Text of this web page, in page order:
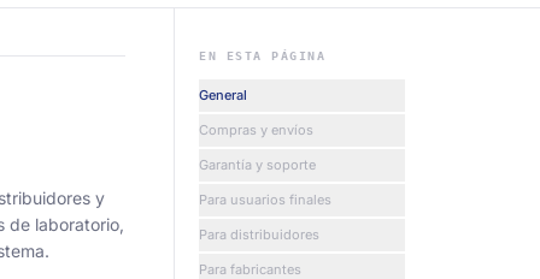
y
de laboratorio,
EN ESTA PÁGINA
General
Compras y envíos
Garantía y soporte
Para usuarios finales
Para distribuidores
Para fabricantes